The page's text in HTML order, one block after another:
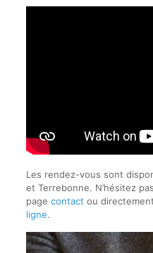
Les rendez-vous sont
et Terrebonne. N’hésitez
page contact ou
ligne.